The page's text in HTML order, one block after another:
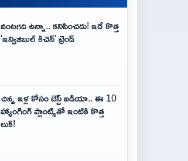
వంటగది ఉన్నా.. కనిపించదు! ఇదే కొత్త
'ఇన్విజిబుల్ కిచెన్' ట్రెండ్
చిన్న ఇళ్ల కోసం బెస్ట్ ఐడియా.. ఈ 10
హ్యాంగింగ్ ప్లాంట్స్‌తో ఇంటికి కొత్త
లుక్!